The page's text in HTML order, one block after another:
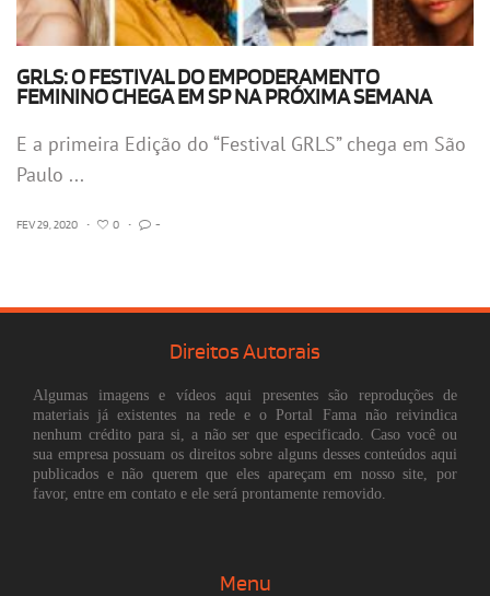
GRLS: O FESTIVAL DO EMPODERAMENTO
FEMININO CHEGA EM SP NA PRÓXIMA SEMANA
E a primeira Edição do “Festival GRLS” chega em São
Paulo ...
FEV 29, 2020 • 0 • -
Direitos Autorais
Algumas imagens e vídeos aqui presentes são reproduções de
materiais já existentes na rede e o Portal Fama não reivindica
nenhum crédito para si, a não ser que especificado. Caso você ou
sua empresa possuam os direitos sobre alguns desses conteúdos aqui
publicados e não querem que eles apareçam em nosso site, por
favor, entre em contato e ele será prontamente removido.
Menu